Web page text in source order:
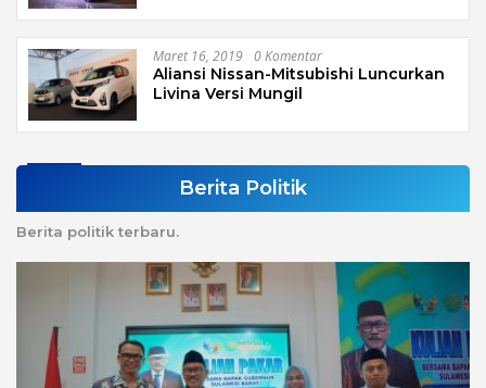
Maret 16, 2019 0 Komentar
Aliansi Nissan-Mitsubishi Luncurkan
Livina Versi Mungil
Berita Politik
Berita politik terbaru.